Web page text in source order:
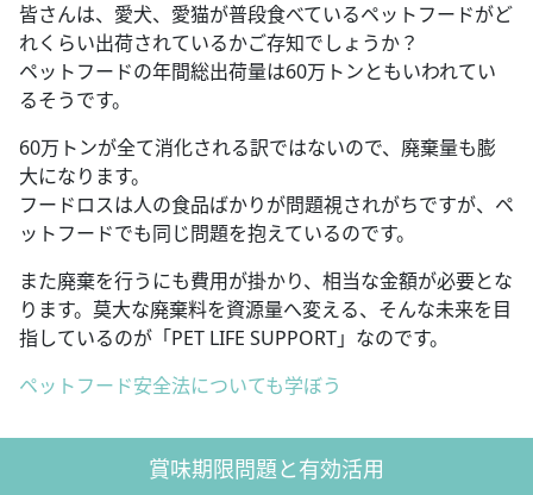
皆さんは、愛犬、愛猫が普段食べているペットフードがど
れくらい出荷されているかご存知でしょうか？
ペットフードの年間総出荷量は60万トンともいわれてい
るそうです。
60万トンが全て消化される訳ではないので、廃棄量も膨
大になります。
フードロスは人の食品ばかりが問題視されがちですが、ペ
ットフードでも同じ問題を抱えているのです。
また廃棄を行うにも費用が掛かり、相当な金額が必要とな
ります。莫大な廃棄料を資源量へ変える、そんな未来を目
指しているのが「PET LIFE SUPPORT」なのです。
ペットフード安全法についても学ぼう
賞味期限問題と有効活用